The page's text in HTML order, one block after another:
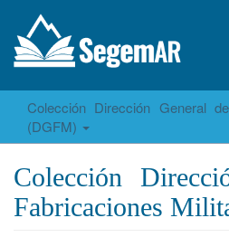
Colección Dirección General
(DGFM)
Colección
Fabricaciones